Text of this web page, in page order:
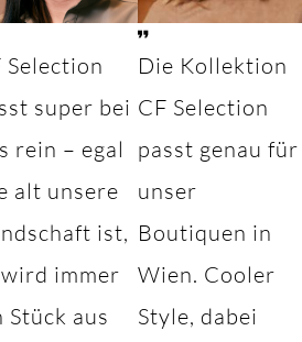
Selection
super bei
rein – egal
alt unsere
ist,
immer
Stück aus
Die Kollektion
CF Selection
passt genau für
unser
Boutiquen in
Wien. Cooler
Style, dabei